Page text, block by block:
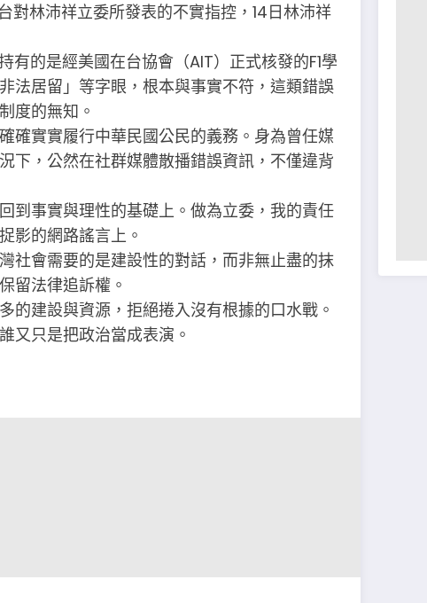
對林沛祥立委所發表的不實指控，14日林沛祥
的是經美國在台協會（AIT）正式核發的F1學
法居留」等字眼，根本與事實不符，這類錯誤
度的無知。
確實實履行中華民國公民的義務。身為曾任媒
下，公然在社群媒體散播錯誤資訊，不僅違背
到事實與理性的基礎上。做為立委，我的責任
影的網路謠言上。
社會需要的是建設性的對話，而非無止盡的抹
留法律追訴權。
的建設與資源，拒絕捲入沒有根據的口水戰。
又只是把政治當成表演。